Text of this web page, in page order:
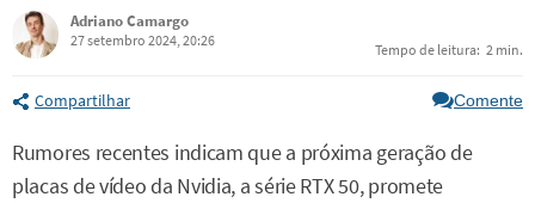
Adriano Camargo
27 setembro 2024, 20:26
Tempo de leitura: 2 min.
Compartilhar Comente
Rumores recentes indicam que a próxima geração de
placas de vídeo da Nvidia, a série RTX 50, promete